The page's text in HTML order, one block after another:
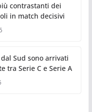
contrastanti dei
in match decisivi
Sud sono arrivati
tra Serie C e Serie A